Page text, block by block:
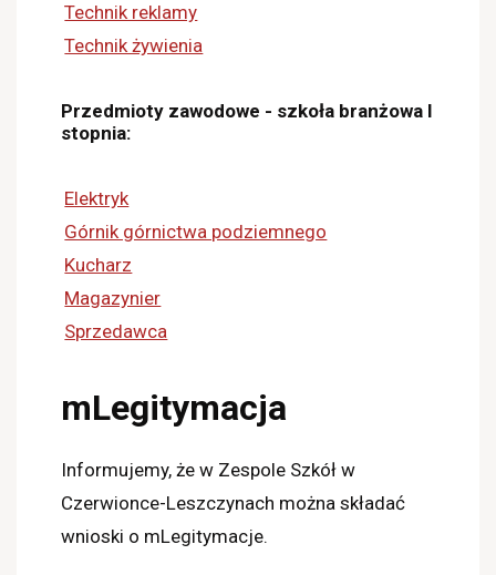
Technik reklamy
Technik żywienia
Przedmioty zawodowe - szkoła branżowa I
stopnia:
Elektryk
Górnik górnictwa podziemnego
Kucharz
Magazynier
Sprzedawca
mLegitymacja
Informujemy, że w Zespole Szkół w
Czerwionce-Leszczynach można składać
wnioski o mLegitymacje.